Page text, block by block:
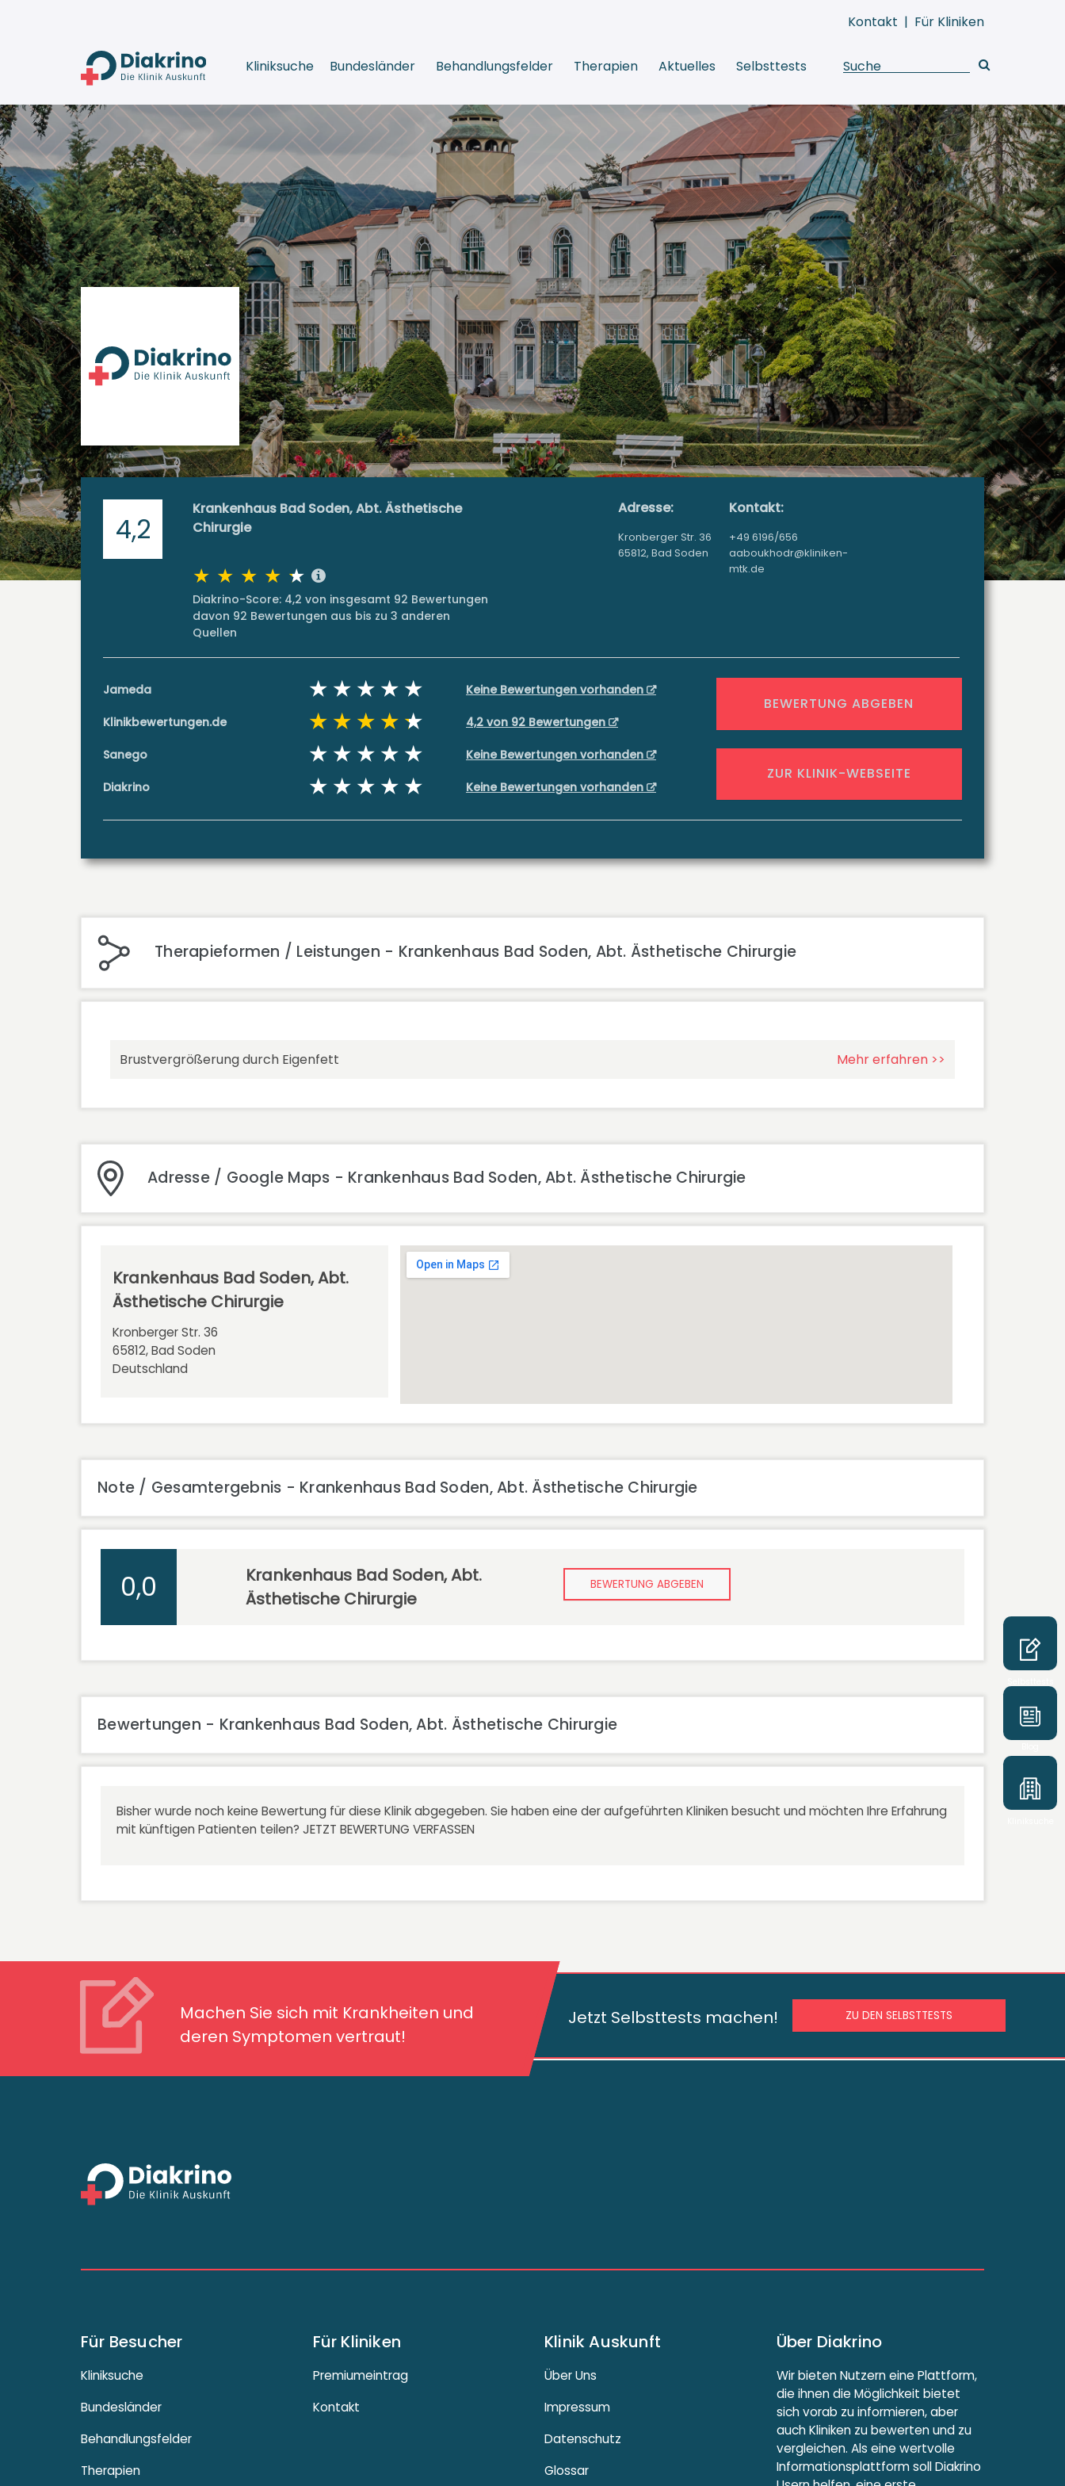
Kontakt | Für Kliniken
Kliniksuche Bundesländer Behandlungsfelder Therapien Aktuelles Selbsttests
4,2
Krankenhaus Bad Soden, Abt. Ästhetische
Chirurgie
Diakrino-Score: 4,2 von insgesamt 92 Bewertungen
davon 92 Bewertungen aus bis zu 3 anderen
Quellen
Adresse:
Kronberger Str. 36
65812, Bad Soden
Kontakt:
+49 6196/656
aaboukhodr@kliniken-
mtk.de
Jameda Keine Bewertungen vorhanden
Klinikbewertungen.de 4,2 von 92 Bewertungen
Sanego Keine Bewertungen vorhanden
Diakrino Keine Bewertungen vorhanden
BEWERTUNG ABGEBEN
ZUR KLINIK-WEBSEITE
Therapieformen / Leistungen - Krankenhaus Bad Soden, Abt. Ästhetische Chirurgie
Brustvergrößerung durch Eigenfett Mehr erfahren >>
Adresse / Google Maps - Krankenhaus Bad Soden, Abt. Ästhetische Chirurgie
Krankenhaus Bad Soden, Abt.
Ästhetische Chirurgie
Kronberger Str. 36
65812, Bad Soden
Deutschland
Note / Gesamtergebnis - Krankenhaus Bad Soden, Abt. Ästhetische Chirurgie
0,0
Krankenhaus Bad Soden, Abt.
Ästhetische Chirurgie
BEWERTUNG ABGEBEN
Bewertungen - Krankenhaus Bad Soden, Abt. Ästhetische Chirurgie
Bisher wurde noch keine Bewertung für diese Klinik abgegeben. Sie haben eine der aufgeführten Kliniken besucht und möchten Ihre Erfahrung
mit künftigen Patienten teilen? JETZT BEWERTUNG VERFASSEN
Machen Sie sich mit Krankheiten und
deren Symptomen vertraut!
Machen Sie sich mit Krankheiten und deren
Symptomen vertraut!
Jetzt Selbsttests machen! ZU DEN SELBSTTESTS
Für Besucher
Kliniksuche
Bundesländer
Behandlungsfelder
Therapien
Für Kliniken
Premiumeintrag
Kontakt
Klinik Auskunft
Über Uns
Impressum
Datenschutz
Glossar
Über Diakrino
Wir bieten Nutzern eine Plattform,
die ihnen die Möglichkeit bietet
sich vorab zu informieren, aber
auch Kliniken zu bewerten und zu
vergleichen. Als eine wertvolle
Informationsplattform soll Diakrino